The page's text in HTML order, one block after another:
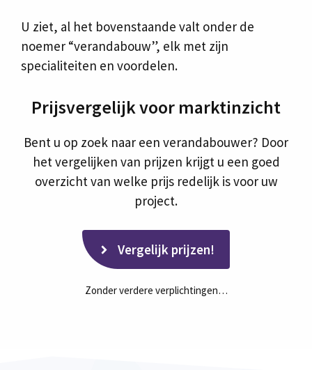
U ziet, al het bovenstaande valt onder de
noemer “verandabouw”, elk met zijn
specialiteiten en voordelen.
Prijsvergelijk voor marktinzicht
Bent u op zoek naar een verandabouwer? Door
het vergelijken van prijzen krijgt u een goed
overzicht van welke prijs redelijk is voor uw
project.
Vergelijk prijzen!
Zonder verdere verplichtingen…